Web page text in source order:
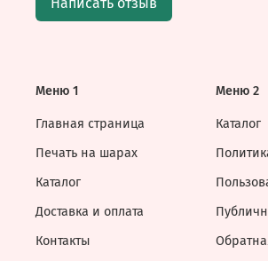
Написать отзыв
Меню 1
Главная страница
Печать на шарах
Каталог
Доставка и оплата
Контакты
Меню 2
Каталог